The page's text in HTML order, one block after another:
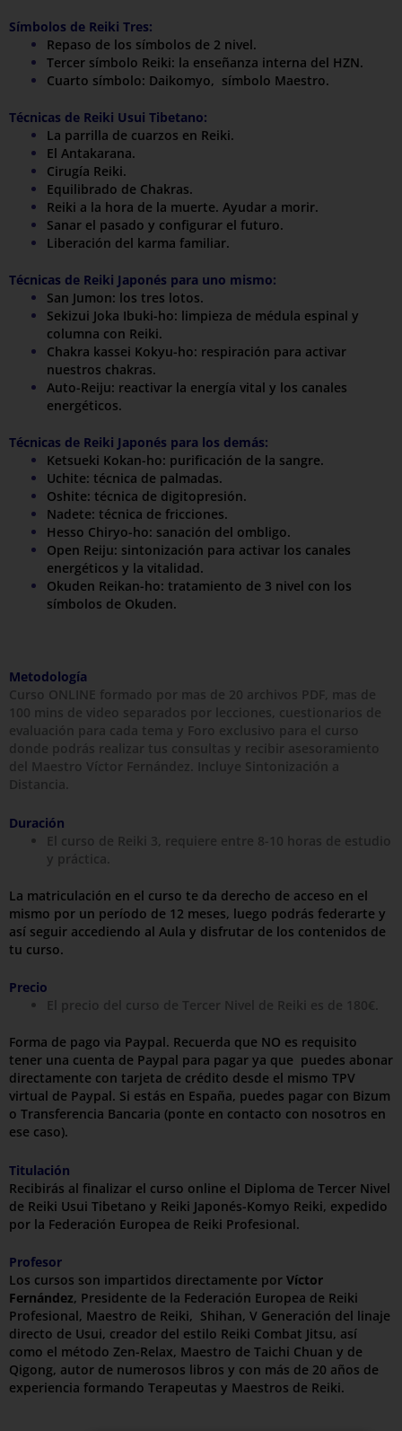
Símbolos de Reiki Tres:
Repaso de los símbolos de 2 nivel.
Tercer símbolo Reiki: la enseñanza interna del HZN.
Cuarto símbolo: Daikomyo, símbolo Maestro.
Técnicas de Reiki Usui Tibetano:
La parrilla de cuarzos en Reiki.
El Antakarana.
Cirugía Reiki.
Equilibrado de Chakras.
Reiki a la hora de la muerte. Ayudar a morir.
Sanar el pasado y configurar el futuro.
Liberación del karma familiar.
Técnicas de Reiki Japonés para uno mismo:
San Jumon: los tres lotos.
Sekizui Joka Ibuki-ho: limpieza de médula espinal y
columna con Reiki.
Chakra kassei Kokyu-ho: respiración para activar
nuestros chakras.
Auto-Reiju: reactivar la energía vital y los canales
energéticos.
Técnicas de Reiki Japonés para los demás:
Ketsueki Kokan-ho: purificación de la sangre.
Uchite: técnica de palmadas.
Oshite: técnica de digitopresión.
Nadete: técnica de fricciones.
Hesso Chiryo-ho: sanación del ombligo.
Open Reiju: sintonización para activar los canales
energéticos y la vitalidad.
Okuden Reikan-ho: tratamiento de 3 nivel con los
símbolos de Okuden.
Metodología
Curso ONLINE formado por mas de 20 archivos PDF, mas de
100 mins de video separados por lecciones, cuestionarios de
evaluación para cada tema y Foro exclusivo para el curso
donde podrás realizar tus consultas y recibir asesoramiento
del Maestro Víctor Fernández. Incluye Sintonización a
Distancia.
Duración
El curso de Reiki 3, requiere entre 8-10 horas de estudio
y práctica.
La matriculación en el curso te da derecho de acceso en el
mismo por un período de 12 meses, luego podrás federarte y
así seguir accediendo al Aula y disfrutar de los contenidos de
tu curso.
Precio
El precio del curso de Tercer Nivel de Reiki es de 180€.
Forma de pago via Paypal. Recuerda que NO es requisito
tener una cuenta de Paypal para pagar ya que puedes abonar
directamente con tarjeta de crédito desde el mismo TPV
virtual de Paypal. Si estás en España, puedes pagar con Bizum
o Transferencia Bancaria (ponte en contacto con nosotros en
ese caso).
Titulación
Recibirás al finalizar el curso online el Diploma de Tercer Nivel
de Reiki Usui Tibetano y Reiki Japonés-Komyo Reiki, expedido
por la Federación Europea de Reiki Profesional.
Profesor
Los cursos son impartidos directamente por Víctor
Fernández, Presidente de la Federación Europea de Reiki
Profesional, Maestro de Reiki, Shihan, V Generación del linaje
directo de Usui, creador del estilo Reiki Combat Jitsu, así
como el método Zen-Relax, Maestro de Taichi Chuan y de
Qigong, autor de numerosos libros y con más de 20 años de
experiencia formando Terapeutas y Maestros de Reiki.